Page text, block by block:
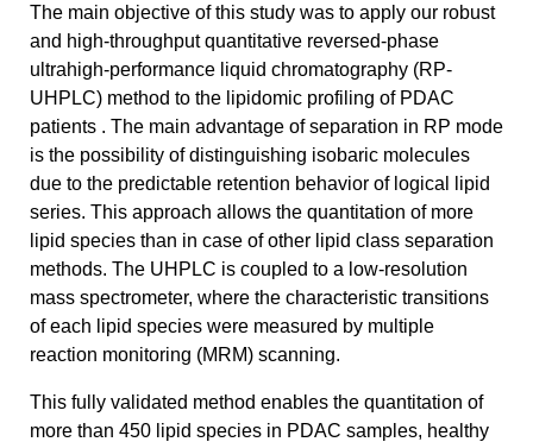
The main objective of this study was to apply our robust
and high-throughput quantitative reversed-phase
ultrahigh-performance liquid chromatography (RP-
UHPLC) method to the lipidomic profiling of PDAC
patients . The main advantage of separation in RP mode
is the possibility of distinguishing isobaric molecules
due to the predictable retention behavior of logical lipid
series. This approach allows the quantitation of more
lipid species than in case of other lipid class separation
methods. The UHPLC is coupled to a low-resolution
mass spectrometer, where the characteristic transitions
of each lipid species were measured by multiple
reaction monitoring (MRM) scanning.
This fully validated method enables the quantitation of
more than 450 lipid species in PDAC samples, healthy